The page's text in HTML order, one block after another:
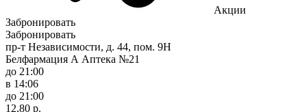
Акции
Забронировать
Забронировать
пр-т Независимости, д. 44, пом. 9Н
Белфармация А Аптека №21
до 21:00
в 14:06
до 21:00
12,80 р.